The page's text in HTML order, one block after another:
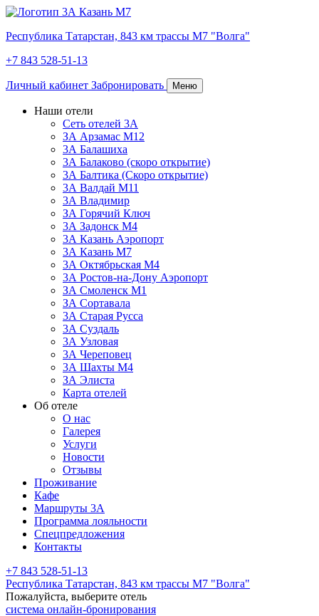
Республика Татарстан, 843 км трассы М7 "Волга"
+7 843 528-51-13
Личный кабинет Забронировать Меню
Наши отели
Сеть отелей 3А
ЗА Арзамас М12
3А Балашиха
3А Балаково (скоро открытие)
3А Балтика (Скоро открытие)
3А Валдай М11
3А Владимир
ЗА Горячий Ключ
3А Задонск М4
3А Казань Аэропорт
3А Казань M7
3А Октябрьская М4
3А Ростов-на-Дону Аэропорт
ЗА Смоленск М1
ЗА Сортавала
3А Старая Русса
3А Суздаль
3А Узловая
3А Череповец
3А Шахты М4
ЗА Элиста
Карта отелей
Об отеле
О нас
Галерея
Услуги
Новости
Отзывы
Проживание
Кафе
Маршруты 3А
Программа лояльности
Спецпредложения
Контакты
+7 843 528-51-13
Республика Татарстан, 843 км трассы М7 "Волга"
Пожалуйста, выберите отель
система онлайн-бронирования